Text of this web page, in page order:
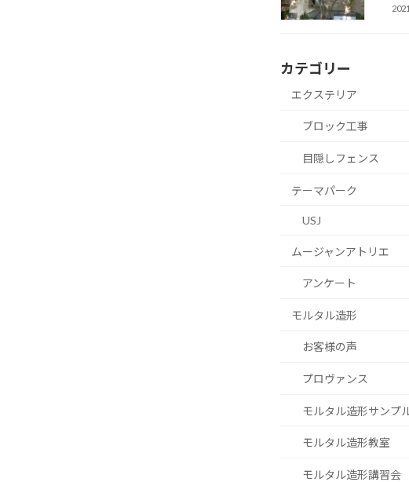
カテゴリー
エクステリア
ブロック工事
目隠しフェンス
テーマパーク
USJ
ムージャンアトリエ
アンケート
モルタル造形
お客様の声
プロヴァンス
モルタル造形サンプ
モルタル造形教室
モルタル造形講習会